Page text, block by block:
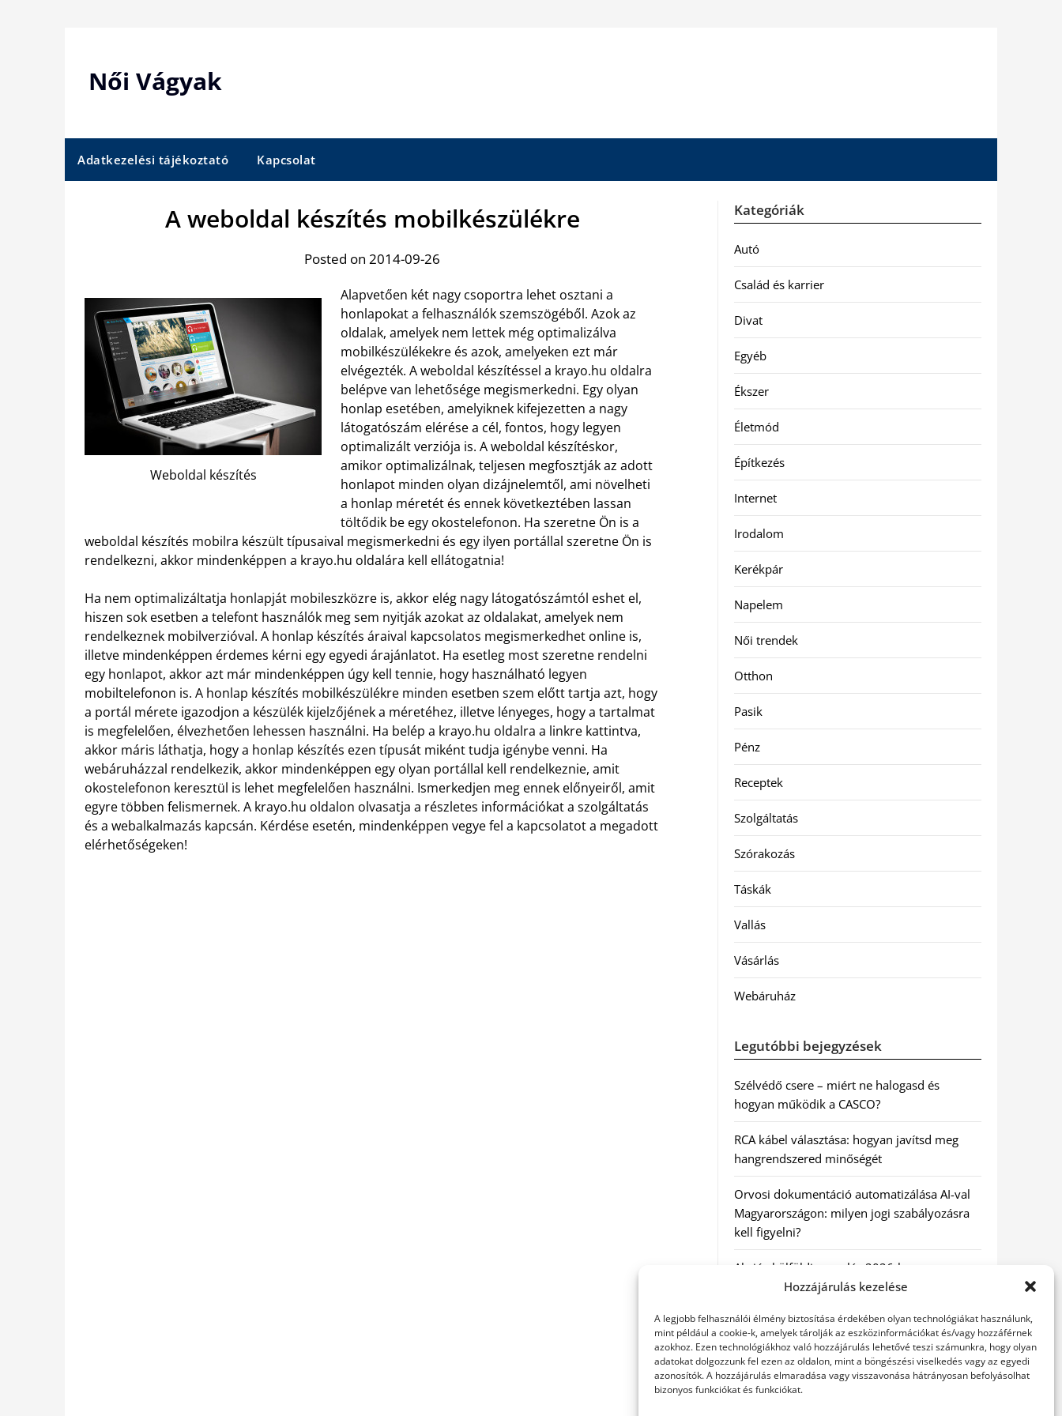
Hozzájárulás kezelése
A legjobb felhasználói élmény biztosítása érdekében olyan technológiákat használunk,
mint például a cookie-k, amelyek tárolják az eszközinformációkat és/vagy hozzáférnek
azokhoz. Ezen technológiákhoz való hozzájárulás lehetővé teszi számunkra, hogy olyan
adatokat dolgozzunk fel ezen az oldalon, mint a böngészési viselkedés vagy az egyedi
azonosítók. A hozzájárulás elmaradása vagy visszavonása hátrányosan befolyásolhat
bizonyos funkciókat és funkciókat.
Női Vágyak
Adatkezelési tájékoztató Kapcsolat
A weboldal készítés mobilkészülékre
Posted on 2014-09-26
Weboldal készítés
Alapvetően két nagy csoportra lehet osztani a
honlapokat a felhasználók szemszögéből. Azok az
oldalak, amelyek nem lettek még optimalizálva
mobilkészülékekre és azok, amelyeken ezt már
elvégezték. A weboldal készítéssel a krayo.hu oldalra
belépve van lehetősége megismerkedni. Egy olyan
honlap esetében, amelyiknek kifejezetten a nagy
látogatószám elérése a cél, fontos, hogy legyen
optimalizált verziója is. A weboldal készítéskor,
amikor optimalizálnak, teljesen megfosztják az adott
honlapot minden olyan dizájnelemtől, ami növelheti
a honlap méretét és ennek következtében lassan
töltődik be egy okostelefonon. Ha szeretne Ön is a
weboldal készítés mobilra készült típusaival megismerkedni és egy ilyen portállal szeretne Ön is
rendelkezni, akkor mindenképpen a krayo.hu oldalára kell ellátogatnia!
Ha nem optimalizáltatja honlapját mobileszközre is, akkor elég nagy látogatószámtól eshet el,
hiszen sok esetben a telefont használók meg sem nyitják azokat az oldalakat, amelyek nem
rendelkeznek mobilverzióval. A honlap készítés áraival kapcsolatos megismerkedhet online is,
illetve mindenképpen érdemes kérni egy egyedi árajánlatot. Ha esetleg most szeretne rendelni
egy honlapot, akkor azt már mindenképpen úgy kell tennie, hogy használható legyen
mobiltelefonon is. A honlap készítés mobilkészülékre minden esetben szem előtt tartja azt, hogy
a portál mérete igazodjon a készülék kijelzőjének a méretéhez, illetve lényeges, hogy a tartalmat
is megfelelően, élvezhetően lehessen használni. Ha belép a krayo.hu oldalra a linkre kattintva,
akkor máris láthatja, hogy a honlap készítés ezen típusát miként tudja igénybe venni. Ha
webáruházzal rendelkezik, akkor mindenképpen egy olyan portállal kell rendelkeznie, amit
okostelefonon keresztül is lehet megfelelően használni. Ismerkedjen meg ennek előnyeiről, amit
egyre többen felismernek. A krayo.hu oldalon olvasatja a részletes információkat a szolgáltatás
és a webalkalmazás kapcsán. Kérdése esetén, mindenképpen vegye fel a kapcsolatot a megadott
elérhetőségeken!
Kategóriák
Autó
Család és karrier
Divat
Egyéb
Ékszer
Életmód
Építkezés
Internet
Irodalom
Kerékpár
Napelem
Női trendek
Otthon
Pasik
Pénz
Receptek
Szolgáltatás
Szórakozás
Táskák
Vallás
Vásárlás
Webáruház
Legutóbbi bejegyzések
Szélvédő csere – miért ne halogasd és
hogyan működik a CASCO?
RCA kábel választása: hogyan javítsd meg
hangrendszered minőségét
Orvosi dokumentáció automatizálása AI-val
Magyarországon: milyen jogi szabályozásra
kell figyelni?
Akciós külföldi nyaralás 2026-ban
előfoglalással: mit ellenőrizz az ár mellett?
A Kassai Irodaház modern munkakörnyezetet
biztosít
KERESÉS: